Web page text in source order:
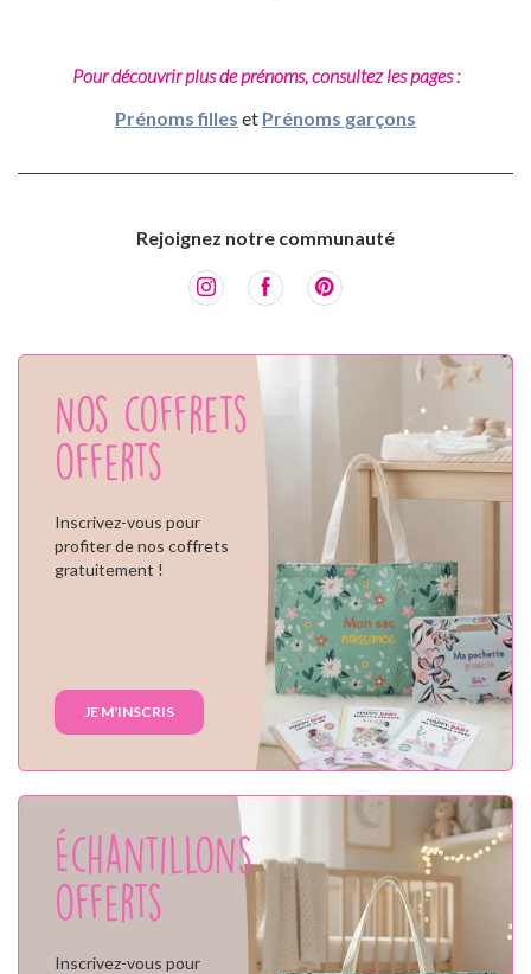
Pour découvrir plus de prénoms, consultez les pages :
Prénoms filles et Prénoms garçons
Rejoignez notre communauté
Nos coffrets
offerts
Inscrivez-vous pour
profiter de nos coffrets
gratuitement !
JE M'INSCRIS
Échantillons
offerts
Inscrivez-vous pour